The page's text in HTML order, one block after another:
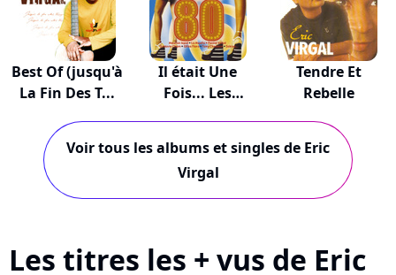
Best Of (jusqu'à
La Fin Des T...
Il était Une
Fois... Les
Tendre Et
Rebelle
Voir tous les albums et singles de Eric
Virgal
Les titres les + vus de Eric